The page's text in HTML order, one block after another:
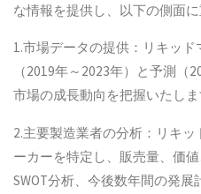
な情報を提供し、以下の側面に
1.市場データの提供：リキッ
（2019年～2023年）と予測（
市場の成長動向を把握いたしま
2.主要製造業者の分析：リキ
ーカーを特定し、販売量、価
SWOT分析、今後数年間の発